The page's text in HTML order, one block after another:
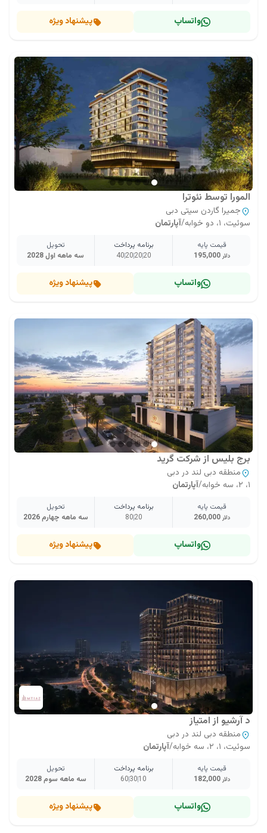
واتساپ پیشنهاد ویژه
المورا توسط نئوترا
جمیرا گاردن سیتی دبی
سوئیت، ۱، دو خوابه
/آپارتمان
قیمت پایه
195,000 دلار
برنامه پرداخت
20
20
20
40
تحویل
سه ماهه اول 2028
واتساپ پیشنهاد ویژه
برج بلیس از شرکت گرید
منطقه دبی لند در دبی
۱، ۲، سه خوابه
/آپارتمان
قیمت پایه
260,000 دلار
برنامه پرداخت
20
80
تحویل
سه ماهه چهارم 2026
واتساپ پیشنهاد ویژه
د آرشیو از امتیاز
منطقه دبی لند در دبی
سوئیت، ۱، ۲، سه خوابه
/آپارتمان
قیمت پایه
182,000 دلار
برنامه پرداخت
10
30
60
تحویل
سه ماهه سوم 2028
واتساپ پیشنهاد ویژه